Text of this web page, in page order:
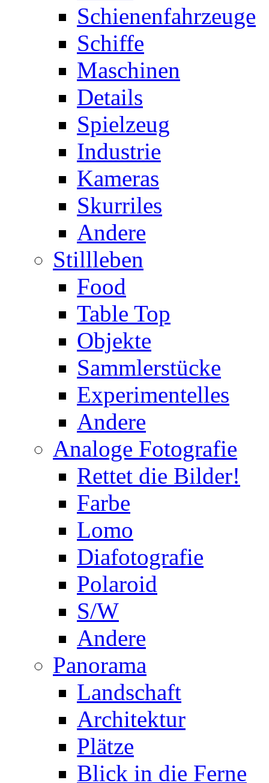
Schienenfahrzeuge
Schiffe
Maschinen
Details
Spielzeug
Industrie
Kameras
Skurriles
Andere
Stillleben
Food
Table Top
Objekte
Sammlerstücke
Experimentelles
Andere
Analoge Fotografie
Rettet die Bilder!
Farbe
Lomo
Diafotografie
Polaroid
S/W
Andere
Panorama
Landschaft
Architektur
Plätze
Blick in die Ferne